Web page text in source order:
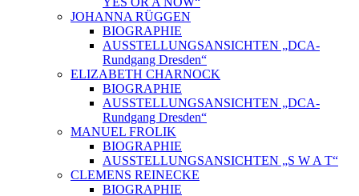
JOHANNA RÜGGEN
BIOGRAPHIE
AUSSTELLUNGSANSICHTEN „DCA-
Rundgang Dresden“
ELIZABETH CHARNOCK
BIOGRAPHIE
AUSSTELLUNGSANSICHTEN „DCA-
Rundgang Dresden“
MANUEL FROLIK
BIOGRAPHIE
AUSSTELLUNGSANSICHTEN „S W A T“
CLEMENS REINECKE
BIOGRAPHIE